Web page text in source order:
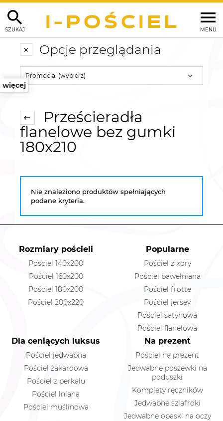
MENU
SZUKAJ
więcej
Opcje przeglądania
Promocja: (wybierz)
Prześcieradła
flanelowe bez gumki
180x210
Nie znaleziono produktów spełniających
podane kryteria.
Rozmiary pościeli
Pościel 140x200
Pościel 160x200
Pościel 180x200
Pościel 200x220
Popularne
Pościel z kory
Pościel bawełniana
Pościel frotte
Pościel jersey
Pościel satynowa
Pościel flanelowa
Dla ceniących luksus
Pościel jedwabna
Pościel żakardowa
Pościel z perkalu
Pościel lniana
Pościel muślinowa
Na prezent
Pościel na prezent
Jedwabne poszewki na
poduszki
Komplety ręczników
Jedwabne szlafroki
Jedwabne opaski na oczy